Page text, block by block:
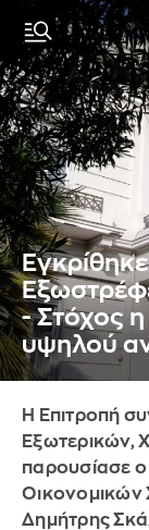
- Στόχος
υψηλού
Η Επιτροπή
Εξωτερικών,
παρουσίασε
Οικονομικών
Δημήτρης